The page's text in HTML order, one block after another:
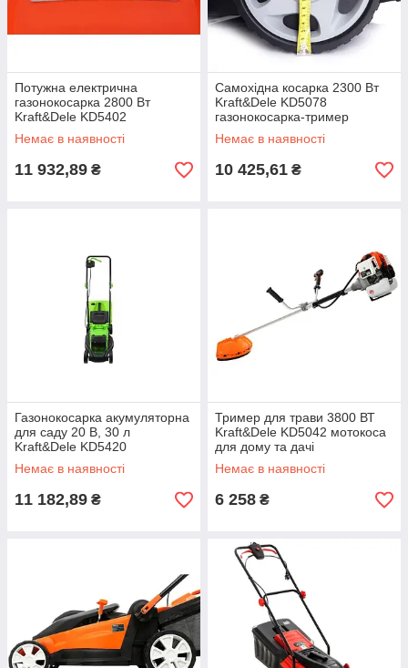
Потужна електрична
газонокосарка 2800 Вт
Kraft&Dele KD5402
газонокосарка 220в на
колесах
Немає в наявності
11 932,89 ₴
Самохідна косарка 2300 Вт
Kraft&Dele KD5078
газонокосарка-тример
бензинова
Немає в наявності
10 425,61 ₴
Газонокосарка акумуляторна
для саду 20 В, 30 л
Kraft&Dele KD5420
газонокосарка на
акумуляторі
Немає в наявності
11 182,89 ₴
Тример для трави 3800 ВТ
Kraft&Dele KD5042 мотокоса
для дому та дачі
Немає в наявності
6 258 ₴